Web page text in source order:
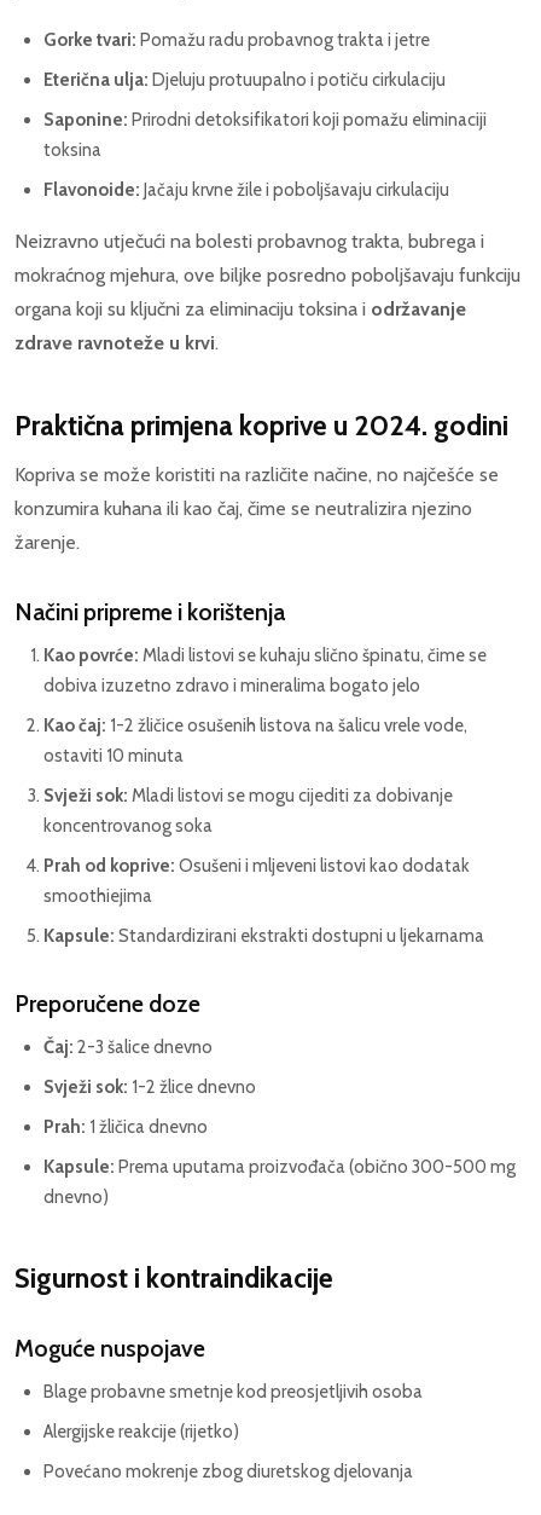
Gorke tvari: Pomažu radu probavnog trakta i jetre
Eterična ulja: Djeluju protuupalno i potiču cirkulaciju
Saponine: Prirodni detoksifikatori koji pomažu eliminaciji
toksina
Flavonoide: Jačaju krvne žile i poboljšavaju cirkulaciju
Neizravno utječući na bolesti probavnog trakta, bubrega i
mokraćnog mjehura, ove biljke posredno poboljšavaju funkciju
organa koji su ključni za eliminaciju toksina i održavanje
zdrave ravnoteže u krvi.
Praktična primjena koprive u 2024. godini
Kopriva se može koristiti na različite načine, no najčešće se
konzumira kuhana ili kao čaj, čime se neutralizira njezino
žarenje.
Načini pripreme i korištenja
Kao povrće: Mladi listovi se kuhaju slično špinatu, čime se
dobiva izuzetno zdravo i mineralima bogato jelo
Kao čaj: 1-2 žličice osušenih listova na šalicu vrele vode,
ostaviti 10 minuta
Svježi sok: Mladi listovi se mogu cijediti za dobivanje
koncentrovanog soka
Prah od koprive: Osušeni i mljeveni listovi kao dodatak
smoothiejima
Kapsule: Standardizirani ekstrakti dostupni u ljekarnama
Preporučene doze
Čaj: 2-3 šalice dnevno
Svježi sok: 1-2 žlice dnevno
Prah: 1 žličica dnevno
Kapsule: Prema uputama proizvođača (obično 300-500 mg
dnevno)
Sigurnost i kontraindikacije
Moguće nuspojave
Blage probavne smetnje kod preosjetljivih osoba
Alergijske reakcije (rijetko)
Povećano mokrenje zbog diuretskog djelovanja